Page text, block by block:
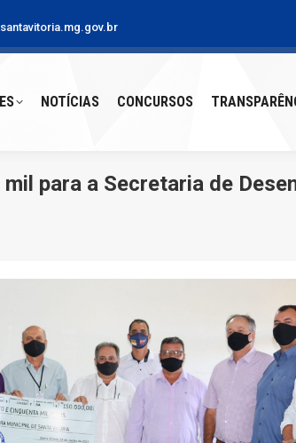
NOTÍCIAS CONCURSOS
para a Secretaria de
NOTÍCIAS CONCURSOS